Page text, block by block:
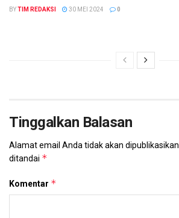
BYTIM REDAKSI 30 MEI 2024 0
Tinggalkan Balasan
Alamat email Anda tidak akan dipublikasikan.
ditandai *
Komentar *